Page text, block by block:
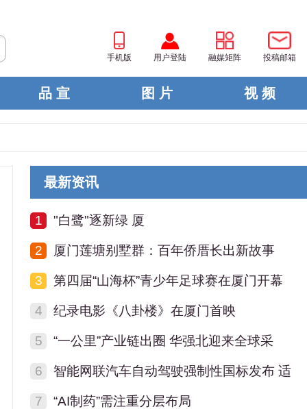
手机版 用户登陆 融媒矩阵 投稿邮箱
品 宣 图 片 视 频
最新资讯
1 "白鹭"逐新绿 厦
2 厦门莲塘别墅群：百年侨厝长出新故事
3 第四届“山海杯”青少年足球赛在厦门开幕
4 纪录电影《八卦楼》在厦门首映
5 “一公里”产业链出圈 华强北迎来全球采
6 智能网联汽车自动驾驶强制性国标发布 适
7 “AI制药”需注重分层布局